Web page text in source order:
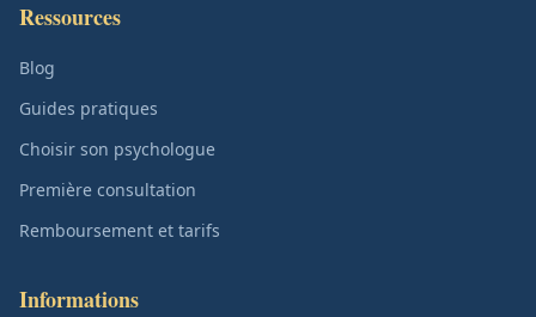
Ressources
Blog
Guides pratiques
Choisir son psychologue
Première consultation
Remboursement et tarifs
Informations